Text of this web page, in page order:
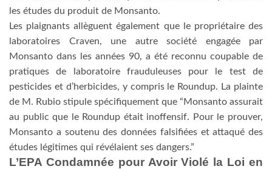
les études du produit de Monsanto.
Les plaignants allèguent également que le propriétaire des
laboratoires Craven, une autre société engagée par
Monsanto dans les années 90, a été reconnu coupable de
pratiques de laboratoire frauduleuses pour le test de
pesticides et d’herbicides, y compris le Roundup. La plainte
de M. Rubio stipule spécifiquement que “Monsanto assurait
au public que le Roundup était inoffensif. Pour le prouver,
Monsanto a soutenu des données falsifiées et attaqué des
études légitimes qui révélaient ses dangers.”
L’EPA Condamnée pour Avoir Violé la Loi en